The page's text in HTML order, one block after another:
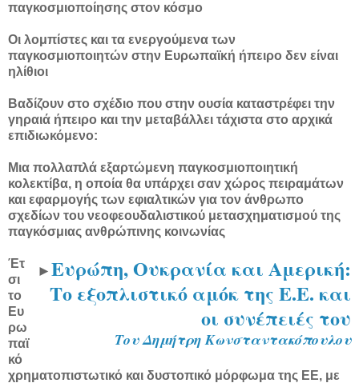
παγκοσμιοποίησης στον κόσμο
Οι λομπίστες και τα ενεργούμενα των
παγκοσμιοποιητών στην Ευρωπαϊκή ήπειρο δεν είναι
ηλίθιοι
Βαδίζουν στο σχέδιο που στην ουσία καταστρέφει την
γηραιά ήπειρο και την μεταβάλλει τάχιστα στο αρχικά
επιδιωκόμενο:
Μια πολλαπλά εξαρτώμενη παγκοσμιοποιητική
κολεκτίβα, η οποία θα υπάρχει σαν χώρος πειραμάτων
και εφαρμογής των εφιαλτικών για τον άνθρωπο
σχεδίων του νεοφεουδαλιστικού μετασχηματισμού της
παγκόσμιας ανθρώπινης κοινωνίας
►Ευρώπη, Ουκρανία και Αμερική:
Το εξοπλιστικό αμόκ της Ε.Ε. και
οι συνέπειές του
Του Δημήτρη Κωνσταντακόπουλου
Έτ
σι
το
Ευ
ρω
παϊ
κό
χρηματοπιστωτικό και δυστοπικό μόρφωμα της ΕΕ, με